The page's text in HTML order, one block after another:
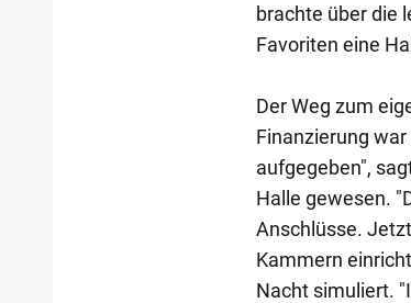
brachte über die
Favoriten eine
Der Weg zum
Finanzierung
aufgegeben",
Halle gewesen.
Anschlüsse.
Kammern
Nacht simuliert.